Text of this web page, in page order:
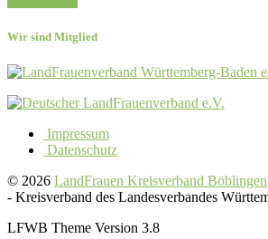
Wir sind Mitglied
Impressum
Datenschutz
© 2026 LandFrauen Kreisverband Böblingen
- Kreisverband des Landesverbandes
LFWB Theme Version 3.8